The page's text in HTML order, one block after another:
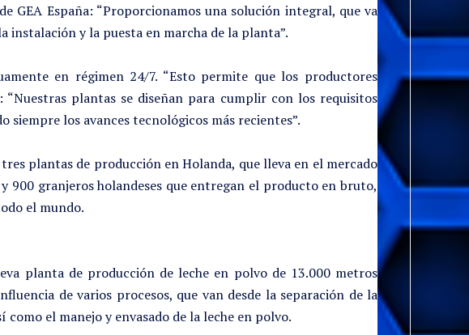
GEA España: “Proporcionamos una solución integral, que va
instalación y la puesta en marcha de la planta”.
en régimen 24/7. “Esto permite que los productores
plantas se diseñan para cumplir con los requisitos
los avances tecnológicos más recientes”.
plantas de producción en Holanda, que lleva en el mercado
900 granjeros holandeses que entregan el producto en bruto,
el mundo.
planta de producción de leche en polvo de 13.000 metros
de varios procesos, que van desde la separación de la
el manejo y envasado de la leche en polvo.